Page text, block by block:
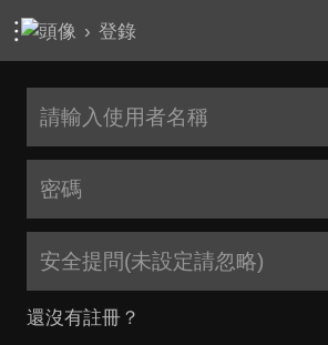
› 登錄
安全提問(未設定請忽略)
還沒有註冊？